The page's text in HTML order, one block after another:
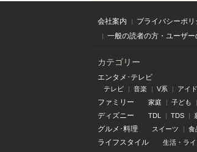
会社案内 プライバシーポリ
一般の読者の方・ユーザ
カテゴリー
エンタメ･テレビ
テレビ 音楽 V系 アイ
ファミリー 家庭 子ども
ディズニー TDL TDS
グルメ･料理 スイーツ 食
ライフスタイル 生活・ラ